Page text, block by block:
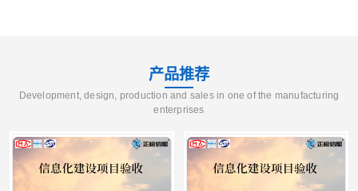
产品推荐
Development, design, production and sales in one of the manufacturing
enterprises